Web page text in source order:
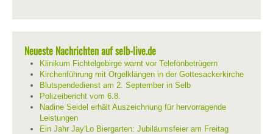
Neueste Nachrichten auf selb-live.de
Klinikum Fichtelgebirge warnt vor Telefonbetrügern
Kirchenführung mit Orgelklängen in der Gottesackerkirche
Blutspendedienst am 2. September in Selb
Polizeibericht vom 6.8.
Nadine Seidel erhält Auszeichnung für hervorragende
Leistungen
Ein Jahr Jay'Lo Biergarten: Jubiläumsfeier am Freitag